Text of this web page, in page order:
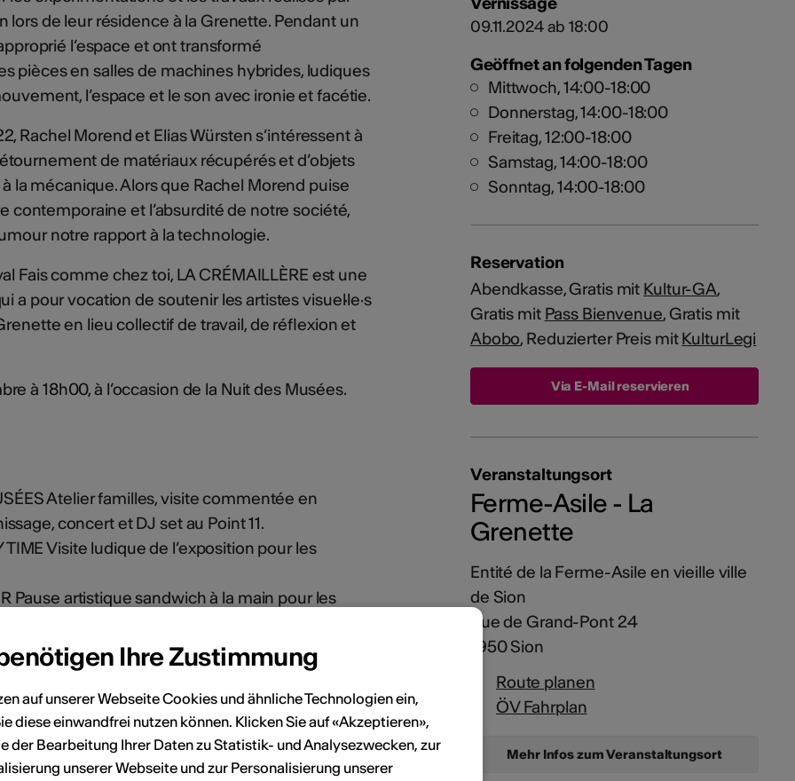
lors de leur résidence à la Grenette. Pendant un
l’espace et ont transformé
pièces en salles de machines hybrides, ludiques
l’espace et le son avec ironie et facétie.
Rachel Morend et Elias Würsten s’intéressent à
de matériaux récupérés et d’objets
la mécanique. Alors que Rachel Morend puise
contemporaine et l’absurdité de notre société,
notre rapport à la technologie.
Fais comme chez toi, LA CRÉMAILLÈRE est une
a pour vocation de soutenir les artistes visuel·le·s
en lieu collectif de travail, de réflexion et
à 18h00, à l’occasion de la Nuit des Musées.
Atelier familles, visite commentée en
concert et DJ set au Point 11.
TIME Visite ludique de l’exposition pour les
Pause artistique sandwich à la main pour les
T’INVITENT Visite commentée avec Rachel
d’un vin chaud de fin d’année.
la-cremaillere-2/
09.11.2024 ab 18:00
Geöffnet an folgenden Tagen
Mittwoch, 14:00-18:00
Donnerstag, 14:00-18:00
Freitag, 12:00-18:00
Samstag, 14:00-18:00
Sonntag, 14:00-18:00
Reservation
Abendkasse, Gratis mit Kultur-GA,
Gratis mit Pass Bienvenue, Gratis mit
Abobo, Reduzierter Preis mitKulturLegi
Via E-Mail reservieren
Veranstaltungsort
Ferme-Asile - La
Grenette
Entité de la Ferme-Asile en vieille ville
de Sion
Rue de Grand-Pont 24
1950 Sion
Route planen
ÖV Fahrplan
Mehr Infos zum Veranstaltungsort
Ihre Zustimmung
auf unserer Webseite Cookies und ähnliche Technologien ein,
diese einwandfrei nutzen können. Klicken Sie auf «Akzeptieren»,
der Bearbeitung Ihrer Daten zu Statistik- und Analysezwecken, zur
unserer Webseite und zur Personalisierung unserer